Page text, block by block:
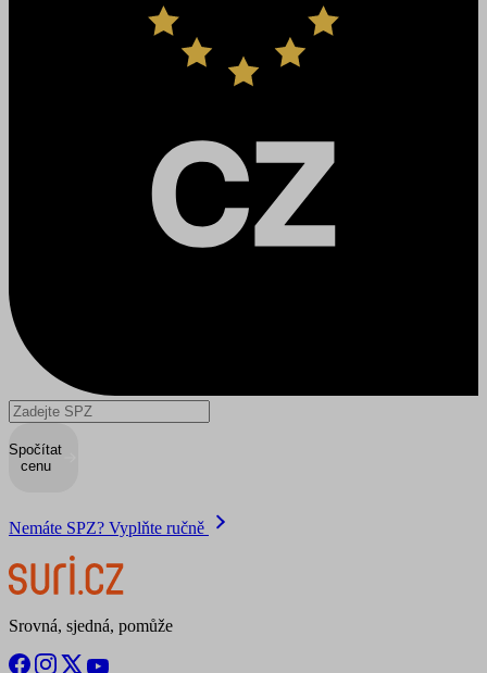
Spočítat
cenu
Nemáte SPZ? Vyplňte ručně
Srovná, sjedná, pomůže